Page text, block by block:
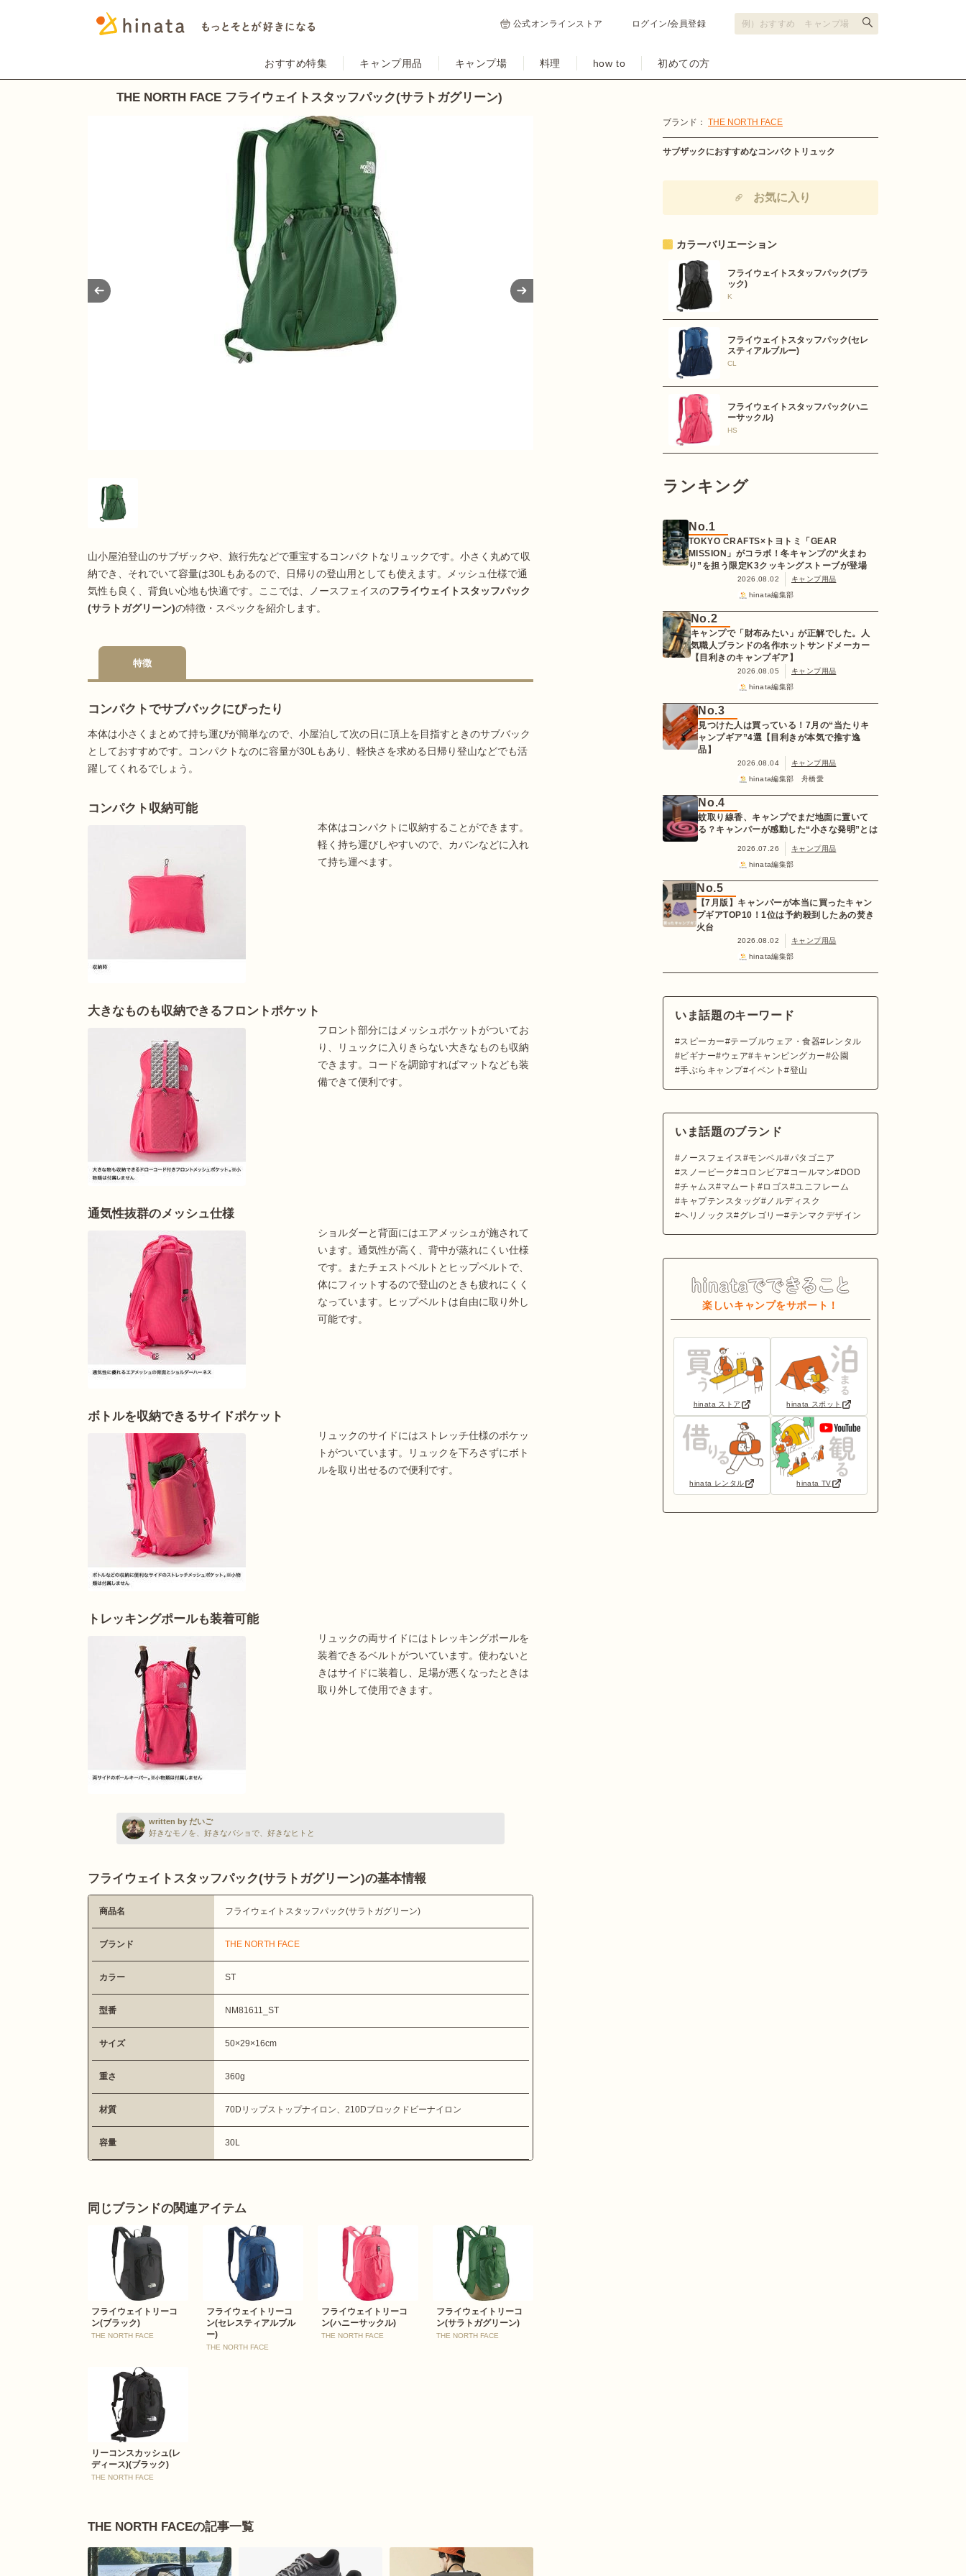
公式オンラインストア ログイン/会員登録
おすすめ特集 キャンプ用品 キャンプ場 料理 how to 初めての方
THE NORTH FACE フライウェイトスタッフパック(サラトガグリーン)
山小屋泊登山のサブザックや、旅行先などで重宝するコンパクトなリュックです。小さく丸めて収
納でき、それでいて容量は30Lもあるので、日帰りの登山用としても使えます。メッシュ仕様で通
気性も良く、背負い心地も快適です。ここでは、ノースフェイスのフライウェイトスタッフパック
(サラトガグリーン)の特徴・スペックを紹介します。
特徴
コンパクトでサブバックにぴったり
本体は小さくまとめて持ち運びが簡単なので、小屋泊して次の日に頂上を目指すときのサブバック
としておすすめです。コンパクトなのに容量が30Lもあり、軽快さを求める日帰り登山などでも活
躍してくれるでしょう。
コンパクト収納可能
本体はコンパクトに収納することができます。
軽く持ち運びしやすいので、カバンなどに入れ
て持ち運べます。
大きなものも収納できるフロントポケット
フロント部分にはメッシュポケットがついてお
り、リュックに入りきらない大きなものも収納
できます。コードを調節すればマットなども装
備できて便利です。
通気性抜群のメッシュ仕様
ショルダーと背面にはエアメッシュが施されて
います。通気性が高く、背中が蒸れにくい仕様
です。またチェストベルトとヒップベルトで、
体にフィットするので登山のときも疲れにくく
なっています。ヒップベルトは自由に取り外し
可能です。
ボトルを収納できるサイドポケット
リュックのサイドにはストレッチ仕様のポケッ
トがついています。リュックを下ろさずにボト
ルを取り出せるので便利です。
トレッキングポールも装着可能
リュックの両サイドにはトレッキングポールを
装着できるベルトがついています。使わないと
きはサイドに装着し、足場が悪くなったときは
取り外して使用できます。
written by だいご
好きなモノを、好きなバショで、好きなヒトと
フライウェイトスタッフパック(サラトガグリーン)の基本情報
商品名 フライウェイトスタッフパック(サラトガグリーン)
ブランド THE NORTH FACE
カラー ST
型番 NM81611_ST
サイズ 50×29×16cm
重さ 360g
材質 70Dリップストップナイロン、210Dブロックドビーナイロン
容量 30L
同じブランドの関連アイテム
フライウェイトリーコ
ン(ブラック)
THE NORTH FACE
フライウェイトリーコ
ン(セレスティアルブル
ー)
THE NORTH FACE
フライウェイトリーコ
ン(ハニーサックル)
THE NORTH FACE
フライウェイトリーコ
ン(サラトガグリーン)
THE NORTH FACE
リーコンスカッシュ(レ
ディース)(ブラック)
THE NORTH FACE
THE NORTH FACEの記事一覧
ブランド： THE NORTH FACE
サブザックにおすすめなコンパクトリュック
お気に入り
カラーバリエーション
フライウェイトスタッフパック(ブラ
ック)
K
フライウェイトスタッフパック(セレ
スティアルブルー)
CL
フライウェイトスタッフパック(ハニ
ーサックル)
HS
ランキング
No.1
TOKYO CRAFTS×トヨトミ「GEAR
MISSION」がコラボ！冬キャンプの“火まわ
り”を担う限定K3クッキングストーブが登場
2026.08.02
キャンプ用品
hinata編集部
No.2
キャンプで「財布みたい」が正解でした。人
気職人ブランドの名作ホットサンドメーカー
【目利きのキャンプギア】
2026.08.05
キャンプ用品
hinata編集部
No.3
見つけた人は買っている！7月の“当たりキ
ャンプギア”4選【目利きが本気で推す逸
品】
2026.08.04
キャンプ用品
hinata編集部 舟橋愛
No.4
蚊取り線香、キャンプでまだ地面に置いて
る？キャンパーが感動した“小さな発明”とは
2026.07.26
キャンプ用品
hinata編集部
No.5
【7月版】キャンパーが本当に買ったキャン
プギアTOP10！1位は予約殺到したあの焚き
火台
2026.08.02
キャンプ用品
hinata編集部
いま話題のキーワード
スピーカー テーブルウェア・食器
レンタル
ビギナー
ウェア キャンピングカー
公園
手ぶらキャンプ イベント 登山
いま話題のブランド
ノースフェイス モンベル パタゴニア
スノーピーク
コロンビア コールマン
DOD
チャムス
マムート ロゴス
ユニフレーム
キャプテンスタッグ
ノルディスク
ヘリノックス
グレゴリー テンマクデザイン
楽しいキャンプをサポート！
hinata ストア hinata スポット
hinata レンタル hinata TV